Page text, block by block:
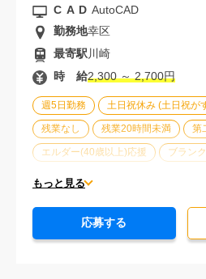
週5日勤務 土日祝休み (土日祝が
残業なし 残業20時間未満 第
エルダー(40歳以上)応援 ブラン
20代活躍中
もっと見る
CAD AutoCAD
勤務地幸区
最寄駅川崎
時 給2,300 ～ 2,700円
応募する